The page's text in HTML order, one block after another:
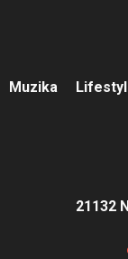
Muzika
21132